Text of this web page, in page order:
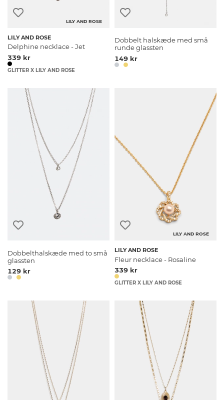
LILY AND ROSE
LILY AND ROSE
Delphine necklace - Jet
339 kr
GLITTER X LILY AND ROSE
Dobbelt halskæde med små
runde glassten
149 kr
Dobbelthalskæde med to små
glassten
129 kr
LILY AND ROSE
LILY AND ROSE
Fleur necklace - Rosaline
339 kr
GLITTER X LILY AND ROSE